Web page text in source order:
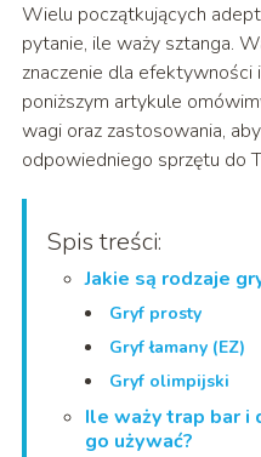
Wielu początkujących
pytanie, ile waży sztanga.
znaczenie dla
poniższym artykule
wagi oraz zastosowania,
odpowiedniego sprzętu do
Spis treści:
Jakie są rodzaje
Gryf prosty
Gryf łamany (EZ)
Gryf olimpijski
Ile waży trap bar i
go używać?